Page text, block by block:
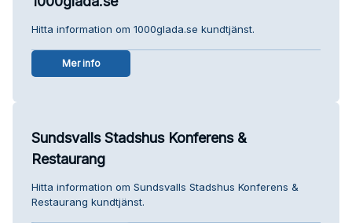
Hitta information om 1000glada.se kundtjänst.
Mer info
Sundsvalls Stadshus Konferens &
Restaurang
Hitta information om Sundsvalls Stadshus Konferens &
Restaurang kundtjänst.